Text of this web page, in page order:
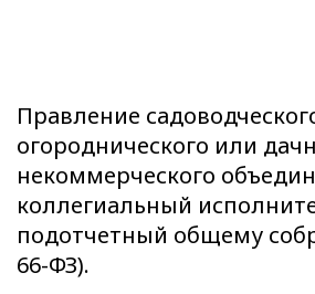
Правление
огороднического или
некоммерческого
коллегиальный
подотчетный общему
66-ФЗ).